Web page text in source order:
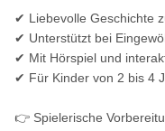
✔ Liebevolle Geschichte
✔ Unterstützt bei
✔ Mit Hörspiel und
✔ Für Kinder von 2 bis 4
👉 Spielerische